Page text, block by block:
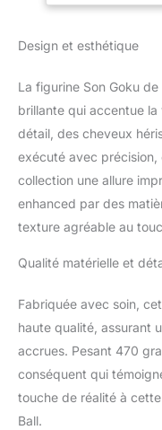
Design et esthétique
La figurine Son Goku
brillante qui accentue
détail, des cheveux
exécuté avec
collection une allure
enhanced par des
texture agréable au
Qualité matérielle et
Fabriquée avec soin,
haute qualité, assurant
accrues. Pesant 470
conséquent qui
touche de réalité à
Ball.